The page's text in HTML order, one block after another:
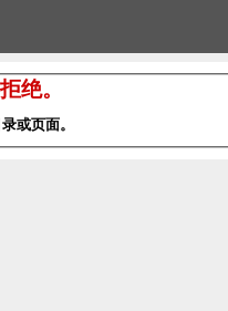
绝。
或页面。